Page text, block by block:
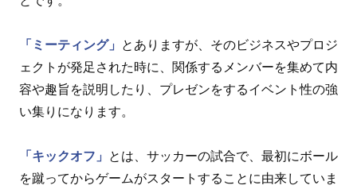
「ミーティング」
とありますが、そのビジネスやプロジ
ェクトが発足された時に、関係するメンバーを集めて内
容や趣旨を説明したり、プレゼンをするイベント性の強
い集りになります。
「キックオフ」
とは、サッカーの試合で、最初にボール
を蹴ってからゲームがスタートすることに由来していま